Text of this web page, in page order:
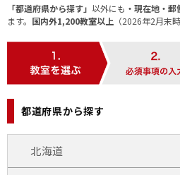
「都道府県から探す」 以外にも ・現在地・
ます。 国内外1,200教室以上 （2026年2月末時
都道府県から探す
北海道